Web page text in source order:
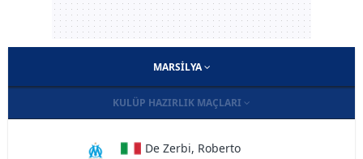
MARSILYA
KULÜP HAZIRLIK MAÇLARI
De Zerbi, Roberto